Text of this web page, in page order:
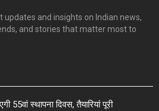
updates and insights on Indian news,
and stories that matter most to
55वां स्थापना दिवस, तैयारियां पूरी